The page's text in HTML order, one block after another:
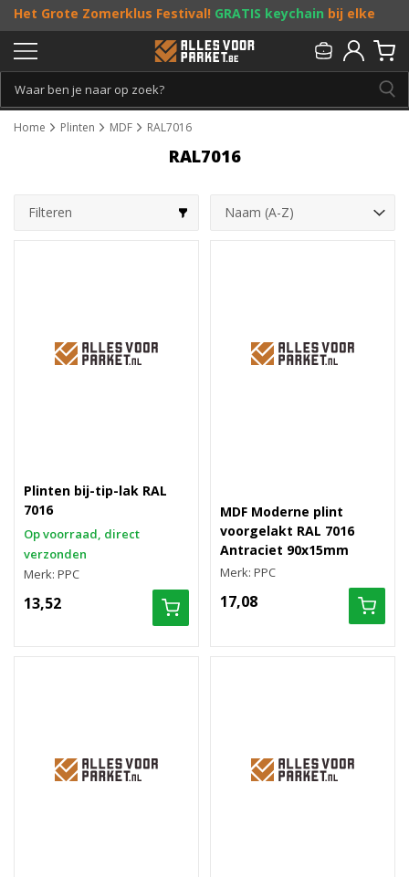
Het Grote Zomerklus Festival! GRATIS keychain bij elke
bestelling vanaf €25, entoffe acties! Doe je mee?
Persoonlijk & gratis advies:013 - 207 00 01
Home Plinten MDF RAL7016
RAL7016
Filteren
Plinten bij-tip-lak RAL
7016
Op voorraad, direct
verzonden
Merk: PPC
13,52
MDF Moderne plint
voorgelakt RAL 7016
Antraciet 90x15mm
Merk: PPC
17,08